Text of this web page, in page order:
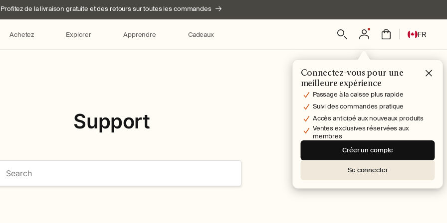
Profitez de la livraison gratuite et des retours sur toutes les commandes
Achetez Explorer Apprendre Cadeaux Connexion
Connectez-vous pour une
meilleure expérience
Passage à la caisse plus rapide
Suivi des commandes pratique
Accès anticipé aux nouveaux produits
Ventes exclusives réservées aux
membres
Créer un compte
Se connecter
Panier
L FR